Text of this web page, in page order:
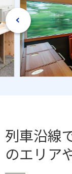
列車沿線
のエリア